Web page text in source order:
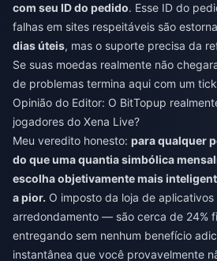
com seu ID do pedido. Esse ID do
falhas em sites respeitáveis são
dias úteis, mas o suporte precisa da
Se suas moedas realmente não
de problemas termina aqui com um
Opinião do Editor: O BitTopup
jogadores do Xena Live?
Meu veredito honesto: para qualquer
do que uma quantia simbólica
escolha objetivamente mais
a pior. O imposto da loja de
arredondamento — são cerca de 24%
entregando sem nenhum benefício
instantânea que você provavelmente